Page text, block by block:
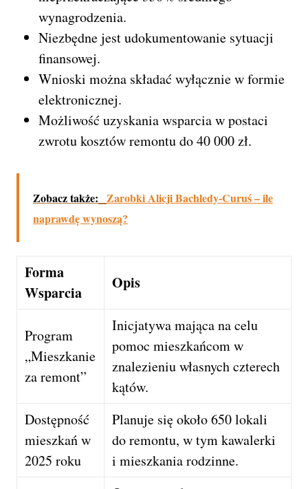
wynagrodzenia.
Niezbędne jest udokumentowanie sytuacji
finansowej.
Wnioski można składać wyłącznie w formie
elektronicznej.
Możliwość uzyskania wsparcia w postaci
zwrotu kosztów remontu do 40 000 zł.
Zobacz także:
Zarobki Alicji Bachledy-Curuś – ile
naprawdę wynoszą?
Forma
Wsparcia
Opis
Program
„Mieszkanie
za remont”
Inicjatywa mająca na celu
pomoc mieszkańcom w
znalezieniu własnych czterech
kątów.
Dostępność
mieszkań w
2025 roku
Planuje się około 650 lokali
do remontu, w tym kawalerki
i mieszkania rodzinne.